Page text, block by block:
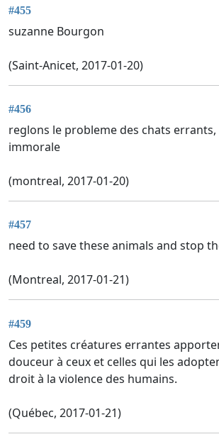
#455
suzanne Bourgon
(Saint-Anicet, 2017-01-20)
#456
reglons le probleme des chats
immorale
(montreal, 2017-01-20)
#457
need to save these animals and stop
(Montreal, 2017-01-21)
#459
Ces petites créatures errantes
douceur à ceux et celles qui les
droit à la violence des humains.
(Québec, 2017-01-21)